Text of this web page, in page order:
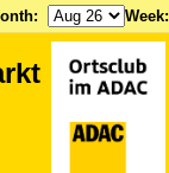
: Week